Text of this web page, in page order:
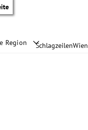
Region SchlagzeilenWien